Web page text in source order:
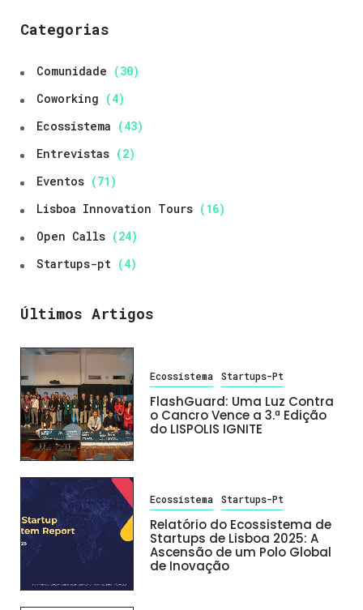
Categorias
Comunidade (30)
Coworking (4)
Ecossistema (43)
Entrevistas (2)
Eventos (71)
Lisboa Innovation Tours (16)
Open Calls (24)
Startups-pt (4)
Últimos Artigos
Ecossistema Startups-Pt
FlashGuard: Uma Luz Contra
o Cancro Vence a 3.ª Edição
do LISPOLIS IGNITE
Ecossistema Startups-Pt
Relatório do Ecossistema de
Startups de Lisboa 2025: A
Ascensão de um Polo Global
de Inovação